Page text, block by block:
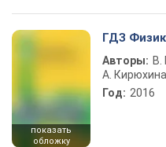
показать
обложку
ГДЗ
Авторы: В.
А.
Год: 2016